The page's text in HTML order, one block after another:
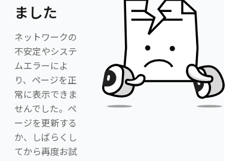
ました
ネットワークの
不安定やシステ
ムエラーによ
り、ページを正
常に表示できま
せんでした。ペ
ージを更新する
か、しばらくし
てから再度お試